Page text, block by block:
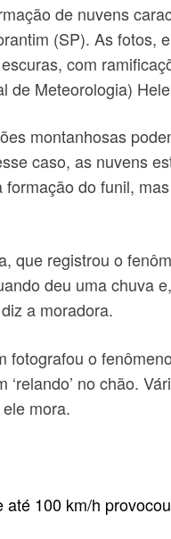
de nuvens
(SP). As fotos,
com
de Meteorologia)
montanhosas
caso, as nuvens
formação do funil,
que registrou o
deu uma chuva
a moradora.
o
no chão.
mora.
100 km/h